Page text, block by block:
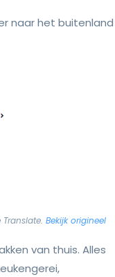
naar het buitenland
Bekijk origineel
van thuis. Alles